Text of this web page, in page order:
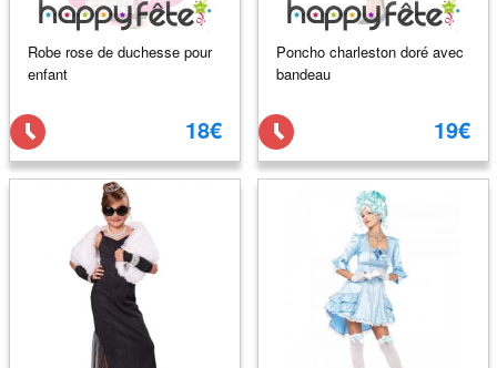
Robe rose de duchesse pour
enfant
18€
Poncho charleston doré avec
bandeau
19€